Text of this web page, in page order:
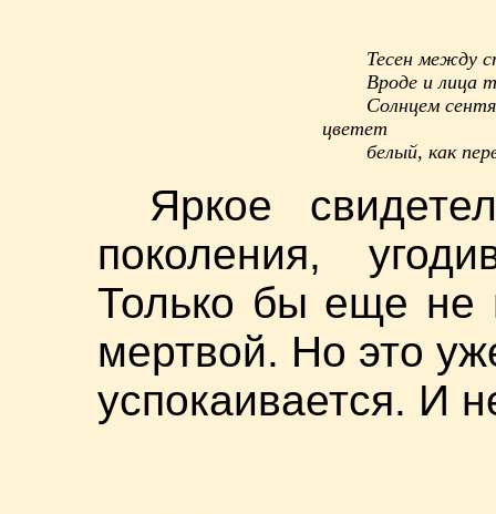
Тесен между
Вроде и лица
Солнцем
цветет
белый, как
Яркое
поколения,
Только бы еще не
мертвой. Но это
успокаивается. И